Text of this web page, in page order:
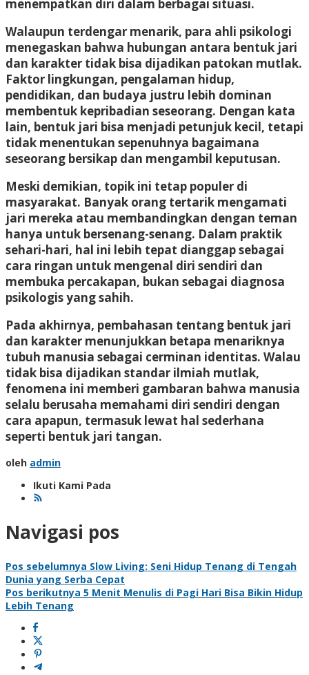
menempatkan diri dalam berbagai situasi.
Walaupun terdengar menarik, para ahli psikologi
menegaskan bahwa hubungan antara bentuk jari
dan karakter tidak bisa dijadikan patokan mutlak.
Faktor lingkungan, pengalaman hidup,
pendidikan, dan budaya justru lebih dominan
membentuk kepribadian seseorang. Dengan kata
lain, bentuk jari bisa menjadi petunjuk kecil, tetapi
tidak menentukan sepenuhnya bagaimana
seseorang bersikap dan mengambil keputusan.
Meski demikian, topik ini tetap populer di
masyarakat. Banyak orang tertarik mengamati
jari mereka atau membandingkan dengan teman
hanya untuk bersenang-senang. Dalam praktik
sehari-hari, hal ini lebih tepat dianggap sebagai
cara ringan untuk mengenal diri sendiri dan
membuka percakapan, bukan sebagai diagnosa
psikologis yang sahih.
Pada akhirnya, pembahasan tentang bentuk jari
dan karakter menunjukkan betapa menariknya
tubuh manusia sebagai cerminan identitas. Walau
tidak bisa dijadikan standar ilmiah mutlak,
fenomena ini memberi gambaran bahwa manusia
selalu berusaha memahami diri sendiri dengan
cara apapun, termasuk lewat hal sederhana
seperti bentuk jari tangan.
oleh admin
Ikuti Kami Pada
Navigasi pos
Pos sebelumnya Slow Living: Seni Hidup Tenang di Tengah
Dunia yang Serba Cepat
Pos berikutnya 5 Menit Menulis di Pagi Hari Bisa Bikin Hidup
Lebih Tenang